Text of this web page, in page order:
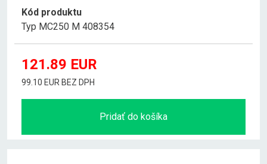
Kód produktu
Typ MC250 M 408354
121.89 EUR
99.10 EUR BEZ DPH
Pridať do košíka